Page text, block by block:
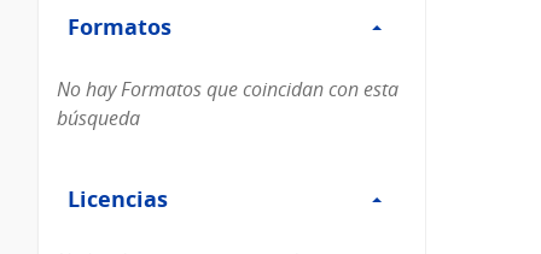
Formatos
Formatos
No hay Formatos que coincidan con esta
búsqueda
Licencias
Licencias